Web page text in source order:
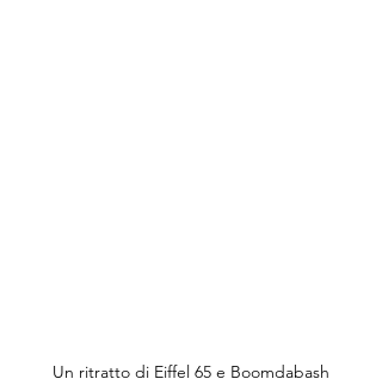
Un ritratto di Eiffel 65 e Boomdabash